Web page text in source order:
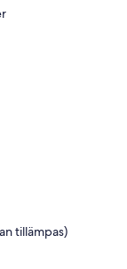
tillämpas)